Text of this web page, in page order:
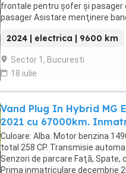
frontale pentru șofer și
pasager Asistare menţinere
2024 | electrica | 9600 km
Sector 1, Bucuresti
18 iulie
Vand Plug In Hybrid MG
2021 cu 67000km.
Culoare: Alba. Motor benzina
total 258 CP. Transmisie
Senzori de parcare Faţă, Spate,
Prima inmatriculare decembrie